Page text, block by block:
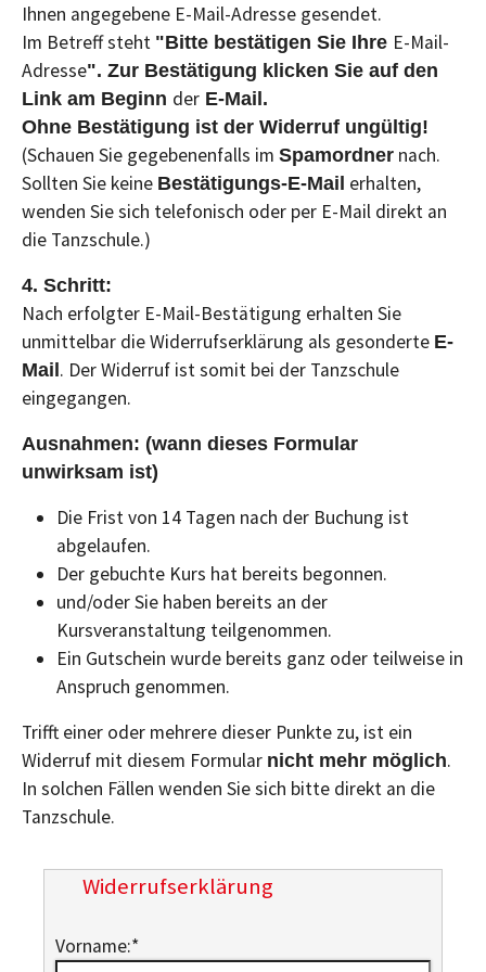
Ihnen angegebene E-Mail-Adresse gesendet.
Im Betreff steht "Bitte bestätigen Sie Ihre E-Mail-
Adresse". Zur Bestätigung klicken Sie auf den
Link am Beginn der E-Mail.
Ohne Bestätigung ist der Widerruf ungültig!
(Schauen Sie gegebenenfalls im Spamordner nach.
Sollten Sie keine Bestätigungs-E-Mail erhalten,
wenden Sie sich telefonisch oder per E-Mail direkt an
die Tanzschule.)
4. Schritt:
Nach erfolgter E-Mail-Bestätigung erhalten Sie
unmittelbar die Widerrufserklärung als gesonderte E-
Mail. Der Widerruf ist somit bei der Tanzschule
eingegangen.
Ausnahmen: (wann dieses Formular
unwirksam ist)
Die Frist von 14 Tagen nach der Buchung ist
abgelaufen.
Der gebuchte Kurs hat bereits begonnen.
und/oder Sie haben bereits an der
Kursveranstaltung teilgenommen.
Ein Gutschein wurde bereits ganz oder teilweise in
Anspruch genommen.
Trifft einer oder mehrere dieser Punkte zu, ist ein
Widerruf mit diesem Formular nicht mehr möglich.
In solchen Fällen wenden Sie sich bitte direkt an die
Tanzschule.
Widerrufserklärung
Vorname:*